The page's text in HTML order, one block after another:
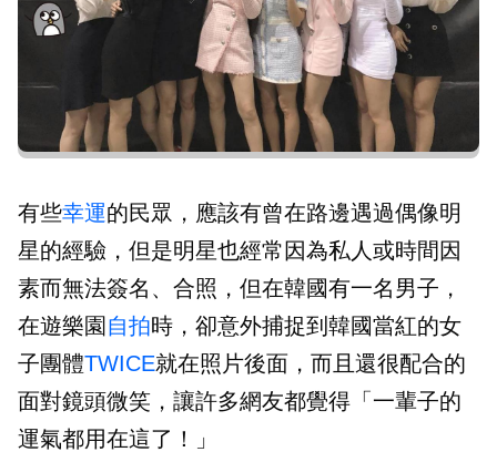
有些幸運的民眾，應該有曾在路邊遇過偶像明
星的經驗，但是明星也經常因為私人或時間因
素而無法簽名、合照，但在韓國有一名男子，
在遊樂園 自拍時，卻意外捕捉到韓國當紅的女
子團體TWICE就在照片後面，而且還很配合的
面對鏡頭微笑，讓許多網友都覺得「一輩子的
運氣都用在這了！」